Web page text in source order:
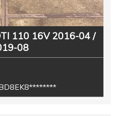
110 16V 2016-04 /
08